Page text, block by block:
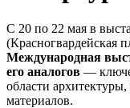
С 20 по 22 мая в
(Красногвардейская
Международная
его аналогов —
области
материалов.